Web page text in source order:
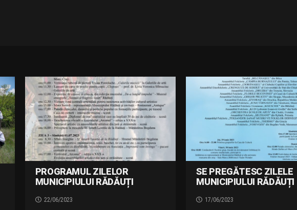
PROGRAMUL ZILELOR
MUNICIPIULUI RĂDĂUȚI
22/06/2023
SE PREGĂTESC ZILELE
MUNICIPIULUI
17/06/2023